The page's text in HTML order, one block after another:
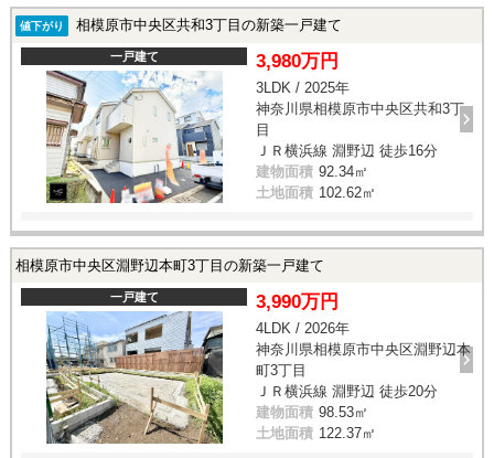
値下がり 相模原市中央区共和3丁目の新築一戸建て
一戸建て 3,980万円
3LDK / 2025年
神奈川県相模原市中央区共和3丁
目
ＪＲ横浜線 淵野辺 徒歩16分
建物面積 92.34㎡
土地面積 102.62㎡
相模原市中央区淵野辺本町3丁目の新築一戸建て
一戸建て 3,990万円
4LDK / 2026年
神奈川県相模原市中央区淵野辺本
町3丁目
ＪＲ横浜線 淵野辺 徒歩20分
建物面積 98.53㎡
土地面積 122.37㎡